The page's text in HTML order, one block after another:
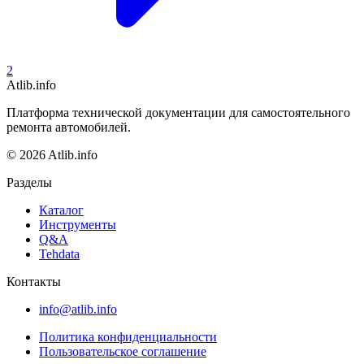
2
Atlib.info
Платформа технической документации для самостоятельного
ремонта автомобилей.
© 2026 Atlib.info
Разделы
Каталог
Инструменты
Q&A
Tehdata
Контакты
info@atlib.info
Политика конфиденциальности
Пользовательское соглашение